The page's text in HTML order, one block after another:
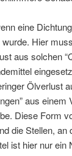
eine
Hier
aus solchen
Ölverlust
aus einem
Diese Form
die Stellen, an
ist hier nur ein